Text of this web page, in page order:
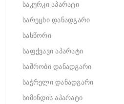
საკურკი აპარატი
სარეცხი დანადგარი
სასწორი
საფქვავი აპარატი
საშრობი დანადგარი
საჭრელი დანადგარი
სიმინდის აპარატი